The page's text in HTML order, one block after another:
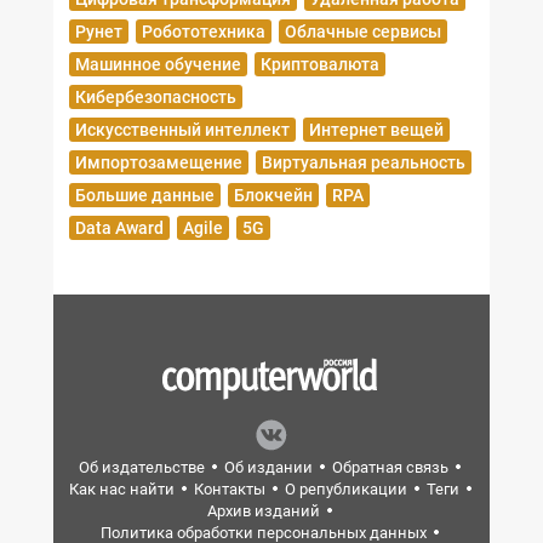
Рунет
Робототехника
Облачные сервисы
Машинное обучение
Криптовалюта
Кибербезопасность
Искусственный интеллект
Интернет вещей
Импортозамещение
Виртуальная реальность
Большие данные
Блокчейн
RPA
Data Award
Agile 5G
Об издательстве Об издании
Обратная связь
Как нас найти
Контакты О републикации
Теги
Архив изданий
Политика обработки персональных данных